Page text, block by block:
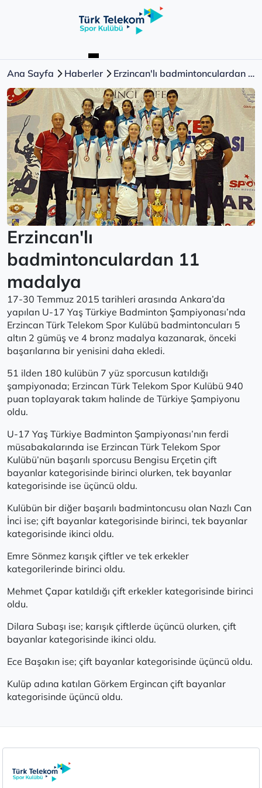
Ana Sayfa Haberler Erzincan'lı badmintonculardan 11 madalya
Erzincan'lı
badmintonculardan 11
madalya
17-30 Temmuz 2015 tarihleri arasında Ankara’da
yapılan U-17 Yaş Türkiye Badminton Şampiyonası’nda
Erzincan Türk Telekom Spor Kulübü badmintoncuları 5
altın 2 gümüş ve 4 bronz madalya kazanarak, önceki
başarılarına bir yenisini daha ekledi.
51 ilden 180 kulübün 7 yüz sporcusun katıldığı
şampiyonada; Erzincan Türk Telekom Spor Kulübü 940
puan toplayarak takım halinde de Türkiye Şampiyonu
oldu.
U-17 Yaş Türkiye Badminton Şampiyonası’nın ferdi
müsabakalarında ise Erzincan Türk Telekom Spor
Kulübü’nün başarılı sporcusu Bengisu Erçetin çift
bayanlar kategorisinde birinci olurken, tek bayanlar
kategorisinde ise üçüncü oldu.
Kulübün bir diğer başarılı badmintoncusu olan Nazlı Can
İnci ise; çift bayanlar kategorisinde birinci, tek bayanlar
kategorisinde ikinci oldu.
Emre Sönmez karışık çiftler ve tek erkekler
kategorilerinde birinci oldu.
Mehmet Çapar katıldığı çift erkekler kategorisinde birinci
oldu.
Dilara Subaşı ise; karışık çiftlerde üçüncü olurken, çift
bayanlar kategorisinde ikinci oldu.
Ece Başakın ise; çift bayanlar kategorisinde üçüncü oldu.
Kulüp adına katılan Görkem Ergincan çift bayanlar
kategorisinde üçüncü oldu.